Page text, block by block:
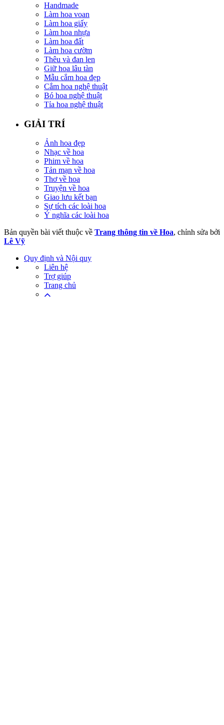
Handmade
Làm hoa voan
Làm hoa giấy
Làm hoa nhựa
Làm hoa đất
Làm hoa cườm
Thêu và đan len
Giữ hoa lâu tàn
Mẫu cắm hoa đẹp
Cắm hoa nghệ thuật
Bó hoa nghệ thuật
Tỉa hoa nghệ thuật
GIẢI TRÍ
Ảnh hoa đẹp
Nhạc về hoa
Phim về hoa
Tản mạn về hoa
Thơ về hoa
Truyện về hoa
Giao lưu kết bạn
Sự tích các loài hoa
Ý nghĩa các loài hoa
Bản quyền bài viết thuộc về Trang thông tin về Hoa, chỉnh sửa bởi
Lê Vỹ
Quy định và Nội quy
Liên hệ
Trợ giúp
Trang chủ